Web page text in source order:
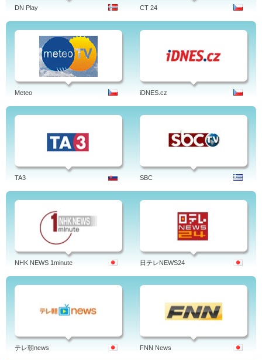
DN Play CT 24
Meteo iDNES.cz
TA3 SBC
NHK NEWS 1minute 日テレNEWS24
テレ朝news FNN News